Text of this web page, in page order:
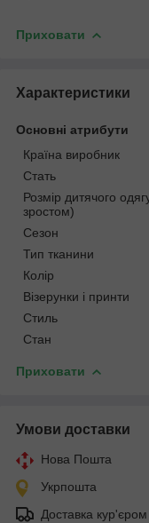
Приховати
Характеристики
Основні атрибути
Країна виробник
Стать
Розмір дитячого
зростом)
Сезон
Тип тканини
Колір
Візерунки і принти
Стиль
Стан
Приховати
Умови доставки
Нова Пошта
Укрпошта
Доставка кур'єром